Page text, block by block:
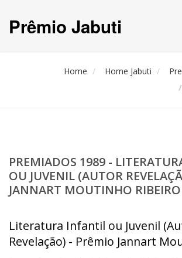
Prêmio Jabuti
Home Home Jabuti
PREMIADOS 1989 -
OU JUVENIL (AUTOR
JANNART MOUTINHO RIBEIRO
Literatura Infantil ou Juvenil
Revelação) - Prêmio Jannart